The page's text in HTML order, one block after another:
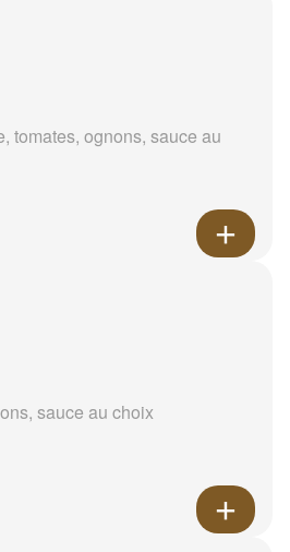
tomates, ognons, sauce au
sauce au choix